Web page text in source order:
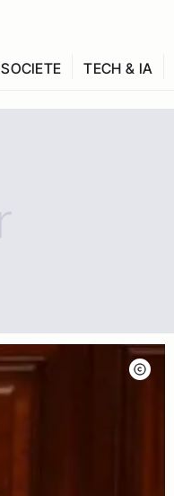
SOCIETE TECH & IA